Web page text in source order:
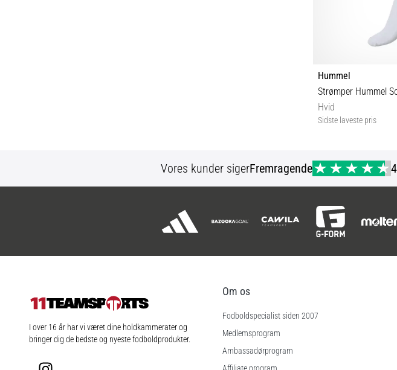
Hummel
Strømper Hummel
Hvid
Sidste laveste pris
Vores kunder sigerFremragende
11teamsports.dk
I over 16 år har vi været dine holdkammerater og
bringer dig de bedste og nyeste fodboldprodukter.
Om os
Fodboldspecialist siden 2007
Medlemsprogram
Ambassadørprogram